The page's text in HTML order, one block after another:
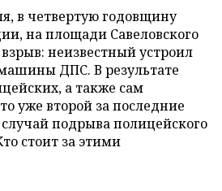
в четвертую годовщину
на площади Савеловского
неизвестный устроил
ДПС. В результате
а также сам
уже второй за последние
подрыва полицейского
стоит за этими